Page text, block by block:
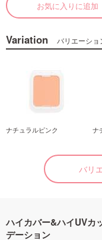
お気に入りに追加
Variation バリエーショ
ナチュラルピンク ナ
バリ
ハイカバー&ハイUVカ
デーション